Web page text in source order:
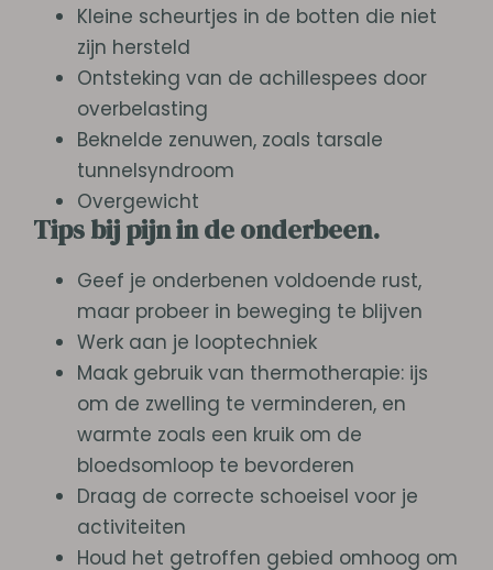
Kleine scheurtjes in de botten die niet
zijn hersteld
Ontsteking van de achillespees door
overbelasting
Beknelde zenuwen, zoals tarsale
tunnelsyndroom
Overgewicht
Tips bij pijn in de onderbeen.
Geef je onderbenen voldoende rust,
maar probeer in beweging te blijven
Werk aan je looptechniek
Maak gebruik van thermotherapie: ijs
om de zwelling te verminderen, en
warmte zoals een kruik om de
bloedsomloop te bevorderen
Draag de correcte schoeisel voor je
activiteiten
Houd het getroffen gebied omhoog om